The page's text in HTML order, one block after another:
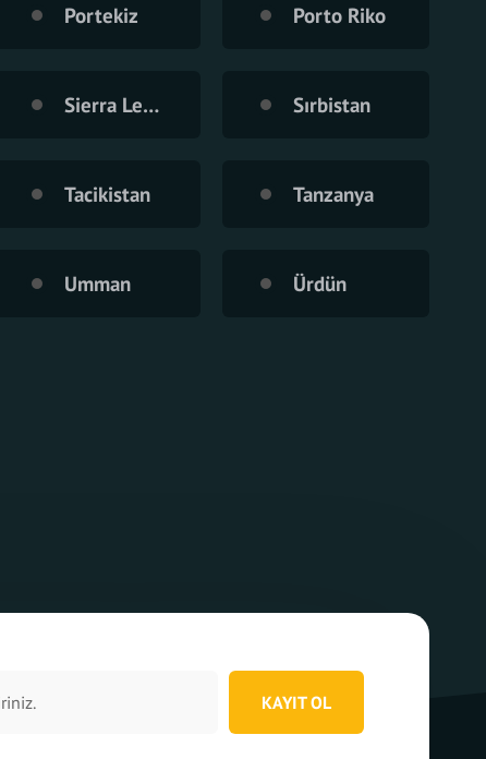
Portekiz Porto Riko
Sierra Leone Sırbistan
Tacikistan Tanzanya
Umman Ürdün
KAYIT OL